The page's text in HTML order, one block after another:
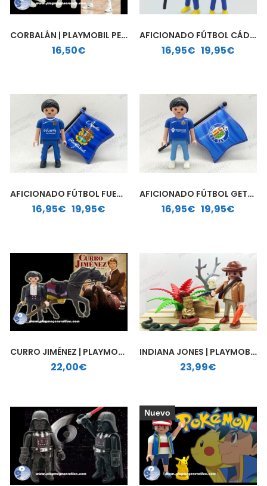
CORBALÁN | PLAYMOBIL PERSONALIZADO
16,50€
AFICIONADO FÚTBOL CÁDIZ| PLAYMOBIL PERSONALIZADO
16,95€ 19,95€
Rango de precios: desde 16,95€ hasta 19,95€
AFICIONADO FÚTBOL FUENLABRADA | PLAYMOBIL PERSONALIZADO
16,95€ 19,95€
Rango de precios: desde 16,95€ hasta 19,95€
AFICIONADO FÚTBOL GETAFE | PLAYMOBIL PERSONALIZADO
16,95€ 19,95€
Rango de precios: desde 16,95€ hasta 19,95€
CURRO JIMÉNEZ | PLAYMOBIL PERSONALIZADO
22,00€
INDIANA JONES | PLAYMOBIL PERSONALIZADO
23,99€
Nuevo